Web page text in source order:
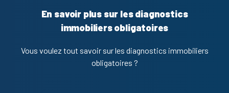
En savoir plus sur les diagnostics
immobiliers obligatoires
Vous voulez tout savoir sur les diagnostics immobiliers
obligatoires ?